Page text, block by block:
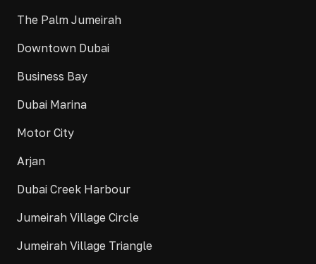
The Palm Jumeirah
Downtown Dubai
Business Bay
Dubai Marina
Motor City
Arjan
Dubai Creek Harbour
Jumeirah Village Circle
Jumeirah Village Triangle